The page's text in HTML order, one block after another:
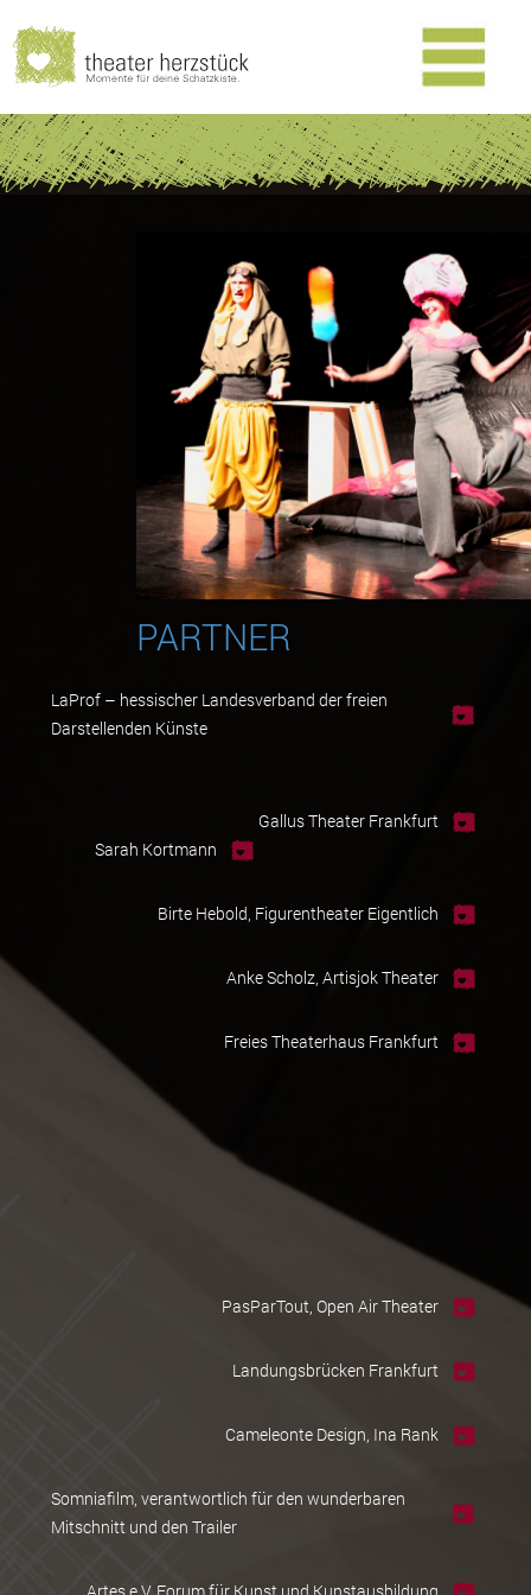
PARTNER
LaProf – hessischer Landesverband der freien
Darstellenden Künste
Gallus Theater Frankfurt
Sarah Kortmann
Birte Hebold, Figurentheater Eigentlich
Anke Scholz, Artisjok Theater
Freies Theaterhaus Frankfurt
PasParTout, Open Air Theater
Landungsbrücken Frankfurt
Cameleonte Design, Ina Rank
Somniafilm, verantwortlich für den wunderbaren
Mitschnitt und den Trailer